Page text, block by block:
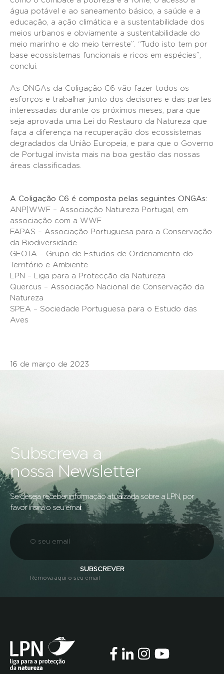
água potável e ao saneamento básico, a saúde e a
educação, a ação climática e a sustentabilidade dos
meios urbanos e obviamente a sustentabilidade do
meio marinho e do meio terreste”. “Tudo isto tem por
base ecossistemas funcionais e ricos em espécies”,
conclui.
As ONGAs da Coligação C6 vão fazer todos os
esforços e trabalhar junto dos decisores e das partes
interessadas durante os próximos meses, para que
seja aprovada uma Lei do Restauro da Natureza que
faça a diferença na recuperação dos ecossistemas
degradados da União Europeia, e para que o Governo
de Portugal invista mais na boa gestão das nossas
áreas classificadas.
A Coligação C6 é composta pelas seguintes ONGAs:
ANP|WWF – Associação Natureza Portugal, em
associação com a WWF
FAPAS – Associação Portuguesa para a Conservação
da Biodiversidade
GEOTA – Grupo de Estudos de Ordenamento do
Território e Ambiente
LPN – Liga para a Protecção da Natureza
Quercus – Associação Nacional de Conservação da
Natureza
SPEA – Sociedade Portuguesa para o Estudo das
Aves
16 de março de 2023
Subscreva a
nossa Newsletter
Se deseja receber informação atualizada sobre a LPN, por
favor insira o seu email:
SUBSCREVER
Remova aqui o seu email